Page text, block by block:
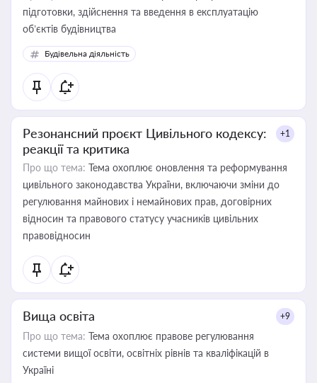
підготовки, здійснення та введення в експлуатацію
об’єктів будівництва
Будівельна діяльність
Резонансний проєкт Цивільного кодексу:
реакції та критика
+1
Про що тема: Тема охоплює оновлення та реформування
цивільного законодавства України, включаючи зміни до
регулювання майнових і немайнових прав, договірних
відносин та правового статусу учасників цивільних
правовідносин
Вища освіта +9
Про що тема: Тема охоплює правове регулювання
системи вищої освіти, освітніх рівнів та кваліфікацій в
Україні